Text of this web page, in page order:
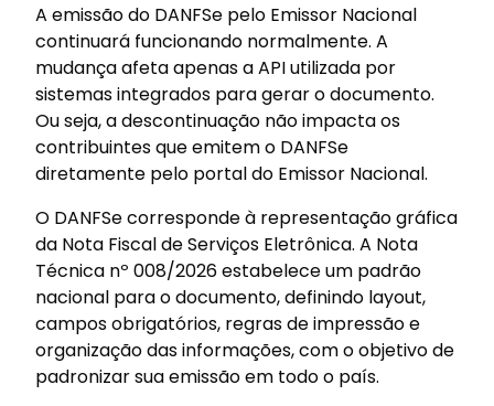
A emissão do DANFSe pelo Emissor Nacional
continuará funcionando normalmente. A
mudança afeta apenas a API utilizada por
sistemas integrados para gerar o documento.
Ou seja, a descontinuação não impacta os
contribuintes que emitem o DANFSe
diretamente pelo portal do Emissor Nacional.
O DANFSe corresponde à representação gráfica
da Nota Fiscal de Serviços Eletrônica. A Nota
Técnica nº 008/2026 estabelece um padrão
nacional para o documento, definindo layout,
campos obrigatórios, regras de impressão e
organização das informações, com o objetivo de
padronizar sua emissão em todo o país.